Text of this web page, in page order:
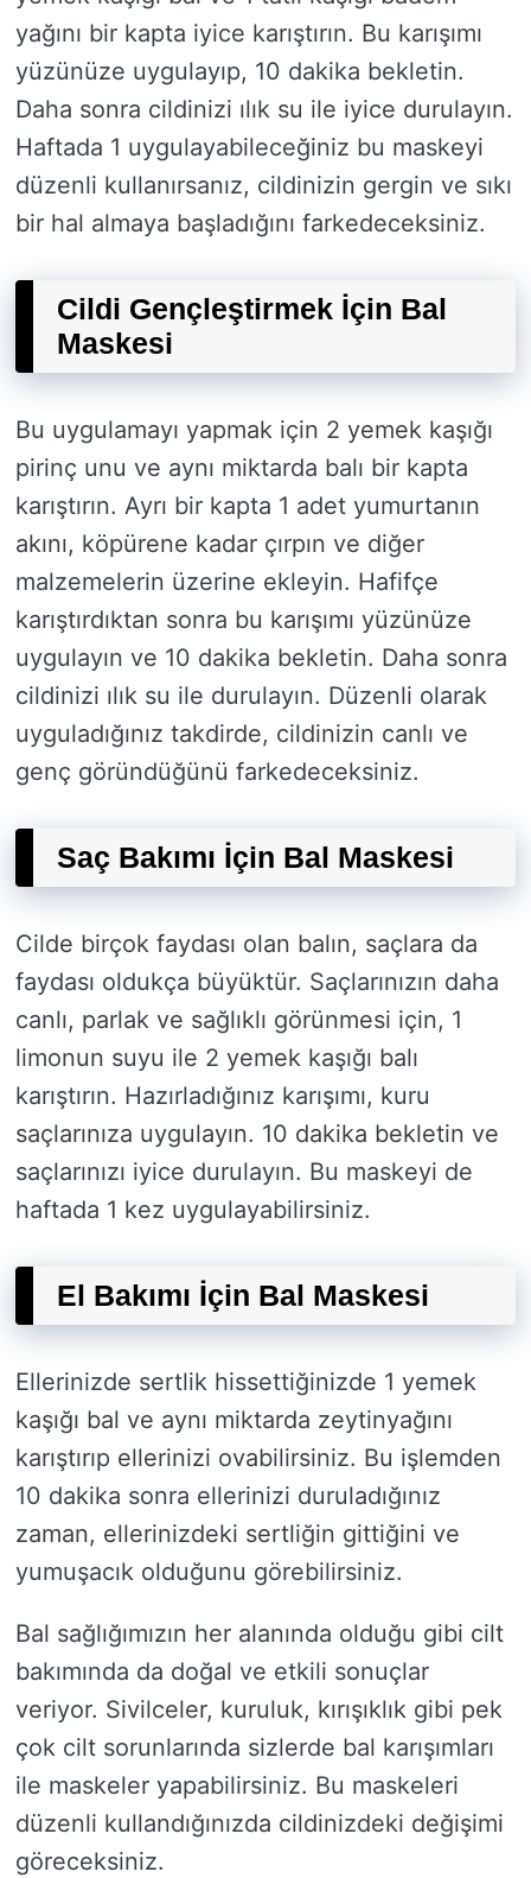
yağını bir kapta iyice karıştırın. Bu karışımı
yüzünüze uygulayıp, 10 dakika bekletin.
Daha sonra cildinizi ılık su ile iyice durulayın.
Haftada 1 uygulayabileceğiniz bu maskeyi
düzenli kullanırsanız, cildinizin gergin ve sıkı
bir hal almaya başladığını farkedeceksiniz.
Cildi Gençleştirmek İçin Bal
Maskesi
Bu uygulamayı yapmak için 2 yemek kaşığı
pirinç unu ve aynı miktarda balı bir kapta
karıştırın. Ayrı bir kapta 1 adet yumurtanın
akını, köpürene kadar çırpın ve diğer
malzemelerin üzerine ekleyin. Hafifçe
karıştırdıktan sonra bu karışımı yüzünüze
uygulayın ve 10 dakika bekletin. Daha sonra
cildinizi ılık su ile durulayın. Düzenli olarak
uyguladığınız takdirde, cildinizin canlı ve
genç göründüğünü farkedeceksiniz.
Saç Bakımı İçin Bal Maskesi
Cilde birçok faydası olan balın, saçlara da
faydası oldukça büyüktür. Saçlarınızın daha
canlı, parlak ve sağlıklı görünmesi için, 1
limonun suyu ile 2 yemek kaşığı balı
karıştırın. Hazırladığınız karışımı, kuru
saçlarınıza uygulayın. 10 dakika bekletin ve
saçlarınızı iyice durulayın. Bu maskeyi de
haftada 1 kez uygulayabilirsiniz.
El Bakımı İçin Bal Maskesi
Ellerinizde sertlik hissettiğinizde 1 yemek
kaşığı bal ve aynı miktarda zeytinyağını
karıştırıp ellerinizi ovabilirsiniz. Bu işlemden
10 dakika sonra ellerinizi duruladığınız
zaman, ellerinizdeki sertliğin gittiğini ve
yumuşacık olduğunu görebilirsiniz.
Bal sağlığımızın her alanında olduğu gibi cilt
bakımında da doğal ve etkili sonuçlar
veriyor. Sivilceler, kuruluk, kırışıklık gibi pek
çok cilt sorunlarında sizlerde bal karışımları
ile maskeler yapabilirsiniz. Bu maskeleri
düzenli kullandığınızda cildinizdeki değişimi
göreceksiniz.